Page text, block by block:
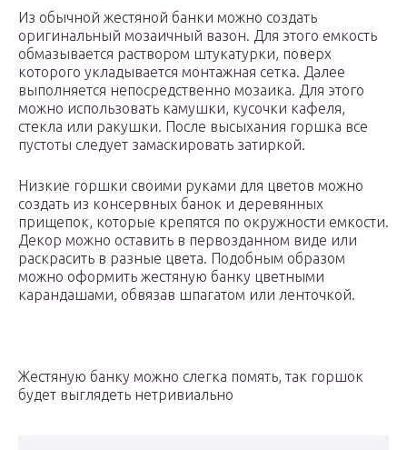
Из обычной жестяной банки можно создать
оригинальный мозаичный вазон. Для этого емкость
обмазывается раствором штукатурки, поверх
которого укладывается монтажная сетка. Далее
выполняется непосредственно мозаика. Для этого
можно использовать камушки, кусочки кафеля,
стекла или ракушки. После высыхания горшка все
пустоты следует замаскировать затиркой.
Низкие горшки своими руками для цветов можно
создать из консервных банок и деревянных
прищепок, которые крепятся по окружности емкости.
Декор можно оставить в первозданном виде или
раскрасить в разные цвета. Подобным образом
можно оформить жестяную банку цветными
карандашами, обвязав шпагатом или ленточкой.
Жестяную банку можно слегка помять, так горшок
будет выглядеть нетривиально